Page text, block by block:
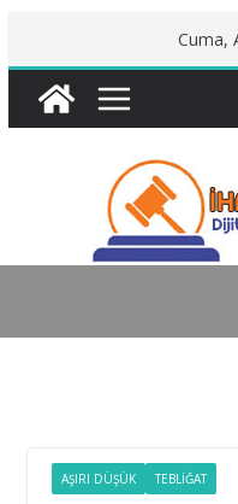
to
content
Cuma,
AŞIRI DÜŞÜK TEBLIĞAT